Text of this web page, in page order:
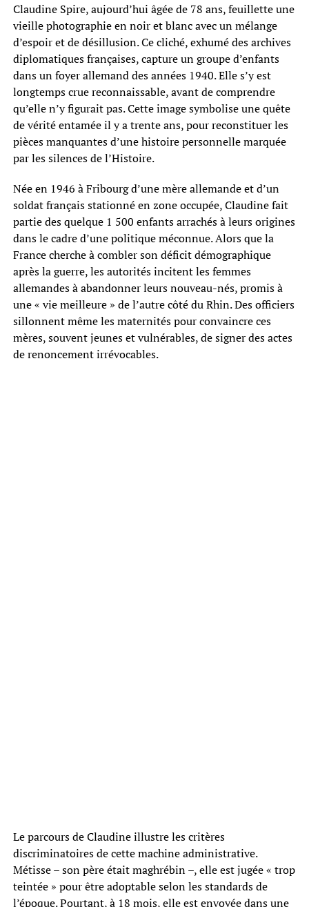
Claudine Spire, aujourd’hui âgée de 78 ans, feuillette une
vieille photographie en noir et blanc avec un mélange
d’espoir et de désillusion. Ce cliché, exhumé des archives
diplomatiques françaises, capture un groupe d’enfants
dans un foyer allemand des années 1940. Elle s’y est
longtemps crue reconnaissable, avant de comprendre
qu’elle n’y figurait pas. Cette image symbolise une quête
de vérité entamée il y a trente ans, pour reconstituer les
pièces manquantes d’une histoire personnelle marquée
par les silences de l’Histoire.
Née en 1946 à Fribourg d’une mère allemande et d’un
soldat français stationné en zone occupée, Claudine fait
partie des quelque 1 500 enfants arrachés à leurs origines
dans le cadre d’une politique méconnue. Alors que la
France cherche à combler son déficit démographique
après la guerre, les autorités incitent les femmes
allemandes à abandonner leurs nouveau-nés, promis à
une « vie meilleure » de l’autre côté du Rhin. Des officiers
sillonnent même les maternités pour convaincre ces
mères, souvent jeunes et vulnérables, de signer des actes
de renoncement irrévocables.
Le parcours de Claudine illustre les critères
discriminatoires de cette machine administrative.
Métisse – son père était maghrébin –, elle est jugée « trop
teintée » pour être adoptable selon les standards de
l’époque. Pourtant, à 18 mois, elle est envoyée dans une